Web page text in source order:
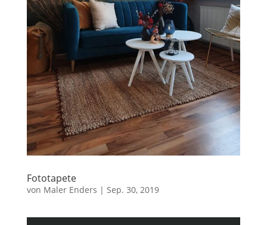
Fototapete
von Maler Enders | Sep. 30, 2019